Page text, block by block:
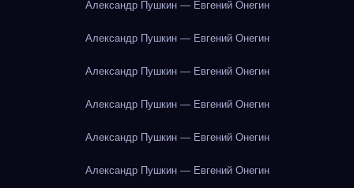
Александр Пушкин — Евгений Онегин
Александр Пушкин — Евгений Онегин
Александр Пушкин — Евгений Онегин
Александр Пушкин — Евгений Онегин
Александр Пушкин — Евгений Онегин
Александр Пушкин — Евгений Онегин